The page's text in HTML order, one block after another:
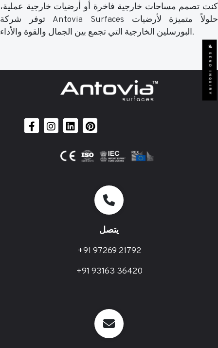
كنت تصمم مساحات خارجية فاخرة أو أرضيات خارجية عملية،
توفر شركة Antovia Surfaces حلولاً متميزة لأرضيات
البورسلين الخارجية التي تجمع بين الجمال والقوة والأداء.
يتصل
+91 97269 21792
+91 93163 36420
SEND INQUIRY